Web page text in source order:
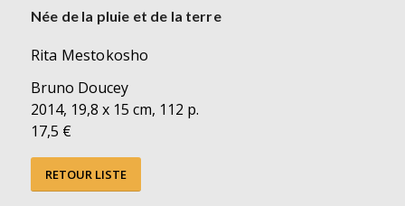
Née de la pluie et de la terre
Rita Mestokosho
Bruno Doucey
2014, 19,8 x 15 cm, 112 p.
17,5 €
RETOUR LISTE